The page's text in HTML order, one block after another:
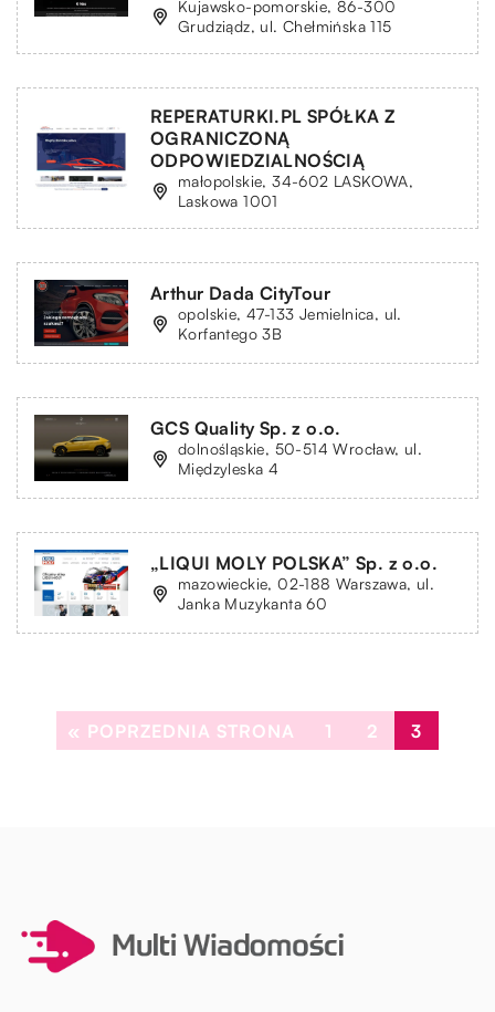
Kujawsko-pomorskie, 86-300
Grudziądz, ul. Chełmińska 115
REPERATURKI.PL SPÓŁKA Z
OGRANICZONĄ
ODPOWIEDZIALNOŚCIĄ
małopolskie, 34-602 LASKOWA,
Laskowa 1001
Arthur Dada CityTour
opolskie, 47-133 Jemielnica, ul.
Korfantego 3B
GCS Quality Sp. z o.o.
dolnośląskie, 50-514 Wrocław, ul.
Międzyleska 4
„LIQUI MOLY POLSKA” Sp. z o.o.
mazowieckie, 02-188 Warszawa, ul.
Janka Muzykanta 60
« POPRZEDNIA STRONA 1 2 3